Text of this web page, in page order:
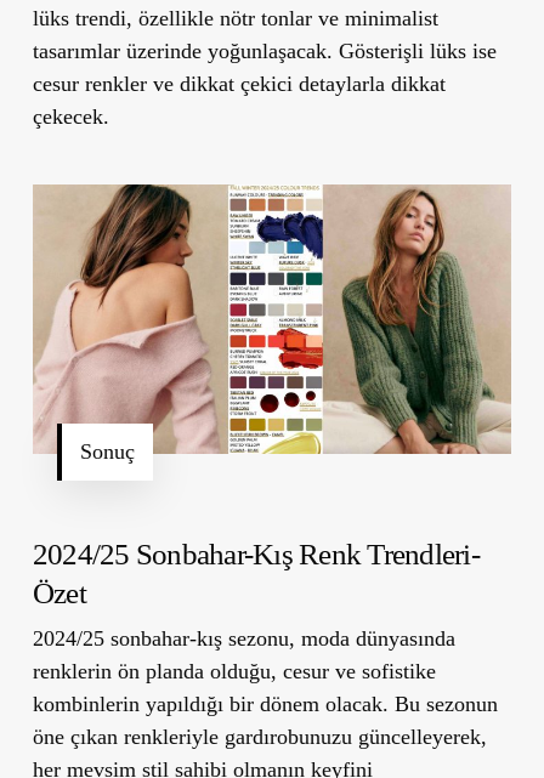
lüks trendi, özellikle nötr tonlar ve minimalist
tasarımlar üzerinde yoğunlaşacak. Gösterişli lüks ise
cesur renkler ve dikkat çekici detaylarla dikkat
çekecek.
Sonuç
2024/25 Sonbahar-Kış Renk Trendleri-
Özet
2024/25 sonbahar-kış sezonu, moda dünyasında
renklerin ön planda olduğu, cesur ve sofistike
kombinlerin yapıldığı bir dönem olacak. Bu sezonun
öne çıkan renkleriyle gardırobunuzu güncelleyerek,
her mevsim stil sahibi olmanın keyfini